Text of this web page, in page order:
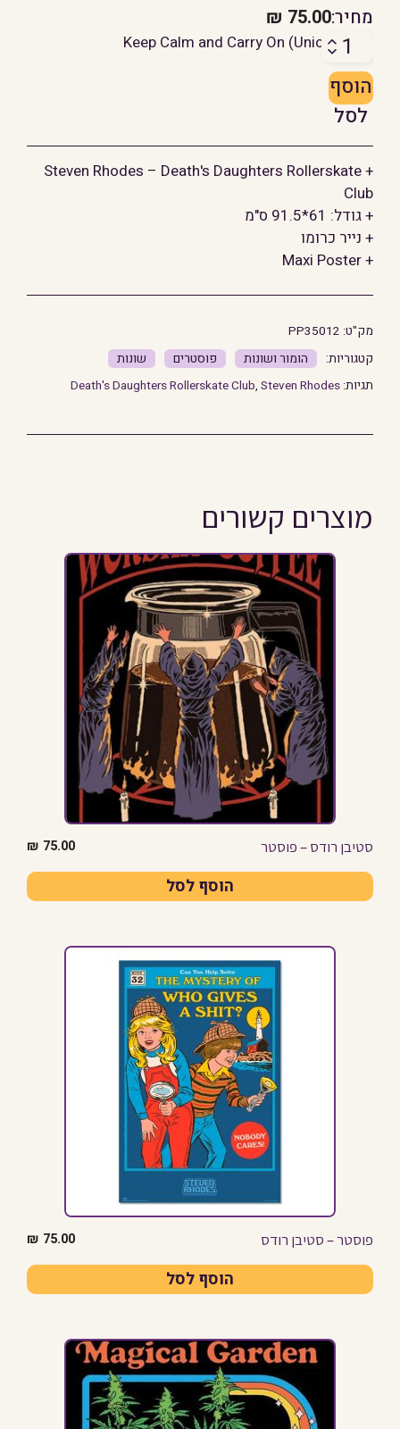
מחיר:75.00
₪
Keep Calm and Carry On (Union Jack)
כמות
סטיבן
רודס-
Daughters
Rollerskate
Club
הוסף
לסל
+ Steven Rhodes – Death's Daughters Rollerskate
Club
+ גודל: 61*91.5 ס"מ
+ נייר כרומו
+ Maxi Poster
מק"ט: PP35012
הומור ושונות פוסטרים שונות
תגיות: Death's Daughters Rollerskate Club, Steven Rhodes
מוצרים קשורים
סטיבן רודס – פוסטר 75.00
₪
הוסף לסל
פוסטר – סטיבן רודס 75.00
₪
הוסף לסל